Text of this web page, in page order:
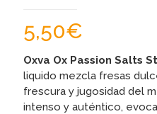
5,50€
Oxva Ox Passion Salts
liquido mezcla fresas
frescura y jugosidad del
intenso y auténtico,